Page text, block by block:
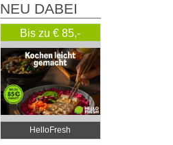
NEU DABEI
Bis zu € 85,-
Rabatt
HelloFresh